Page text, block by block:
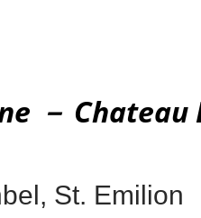
－
St. Emilion